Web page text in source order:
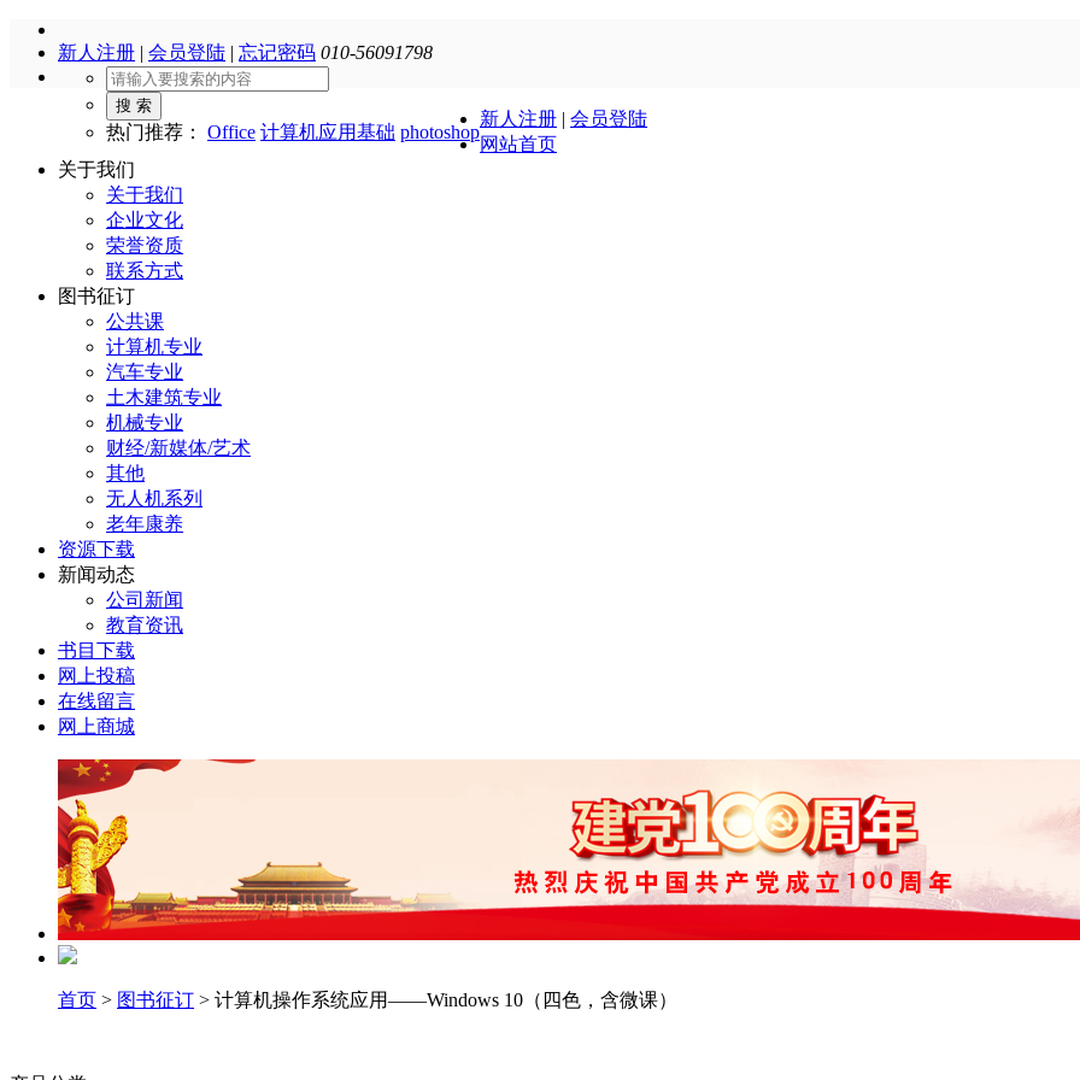
新人注册 | 会员登陆 | 忘记密码 010-56091798
搜 索
热门推荐： Office 计算机应用基础 photoshop
新人注册 | 会员登陆
网站首页
关于我们
关于我们
企业文化
荣誉资质
联系方式
图书征订
公共课
计算机专业
汽车专业
土木建筑专业
机械专业
财经/新媒体/艺术
其他
无人机系列
老年康养
资源下载
新闻动态
公司新闻
教育资讯
书目下载
网上投稿
在线留言
网上商城
首页 > 图书征订 > 计算机操作系统应用——Windows 10（四色，含微课）